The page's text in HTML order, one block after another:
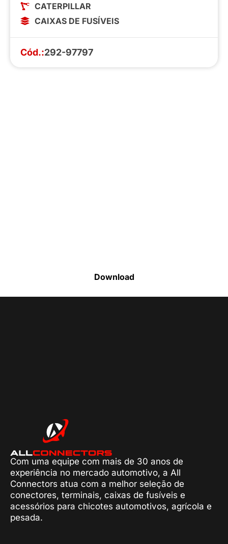
CATERPILLAR
CAIXAS DE FUSÍVEIS
Cód.:292-97797
Download
Com uma equipe com mais de 30 anos de
experiência no mercado automotivo, a All
Connectors atua com a melhor seleção de
conectores, terminais, caixas de fusíveis e
acessórios para chicotes automotivos, agrícola e
pesada.